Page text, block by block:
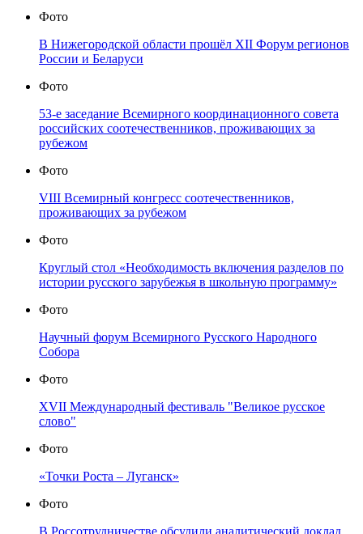
Фото
В Нижегородской области прошёл XII Форум регионов
России и Беларуси
Фото
53-е заседание Всемирного координационного совета
российских соотечественников, проживающих за
рубежом
Фото
VIII Всемирный конгресс соотечественников,
проживающих за рубежом
Фото
Круглый стол «Необходимость включения разделов по
истории русского зарубежья в школьную программу»
Фото
Научный форум Всемирного Русского Народного
Собора
Фото
XVII Международный фестиваль "Великое русское
слово"
Фото
«Точки Роста – Луганск»
Фото